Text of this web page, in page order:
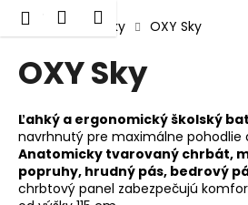
Prejsť
obsah
Prihlásenie
Nákupný
Menu
Domov Tašky OXY Sky
OXY Sky
Ľahký a ergonomický školský
navrhnutý pre maximálne pohodlie
Anatomicky tvarovaný chrbát,
popruhy, hrudný pás, bedrový
chrbtový panel zabezpečujú
o
o
p
o
t